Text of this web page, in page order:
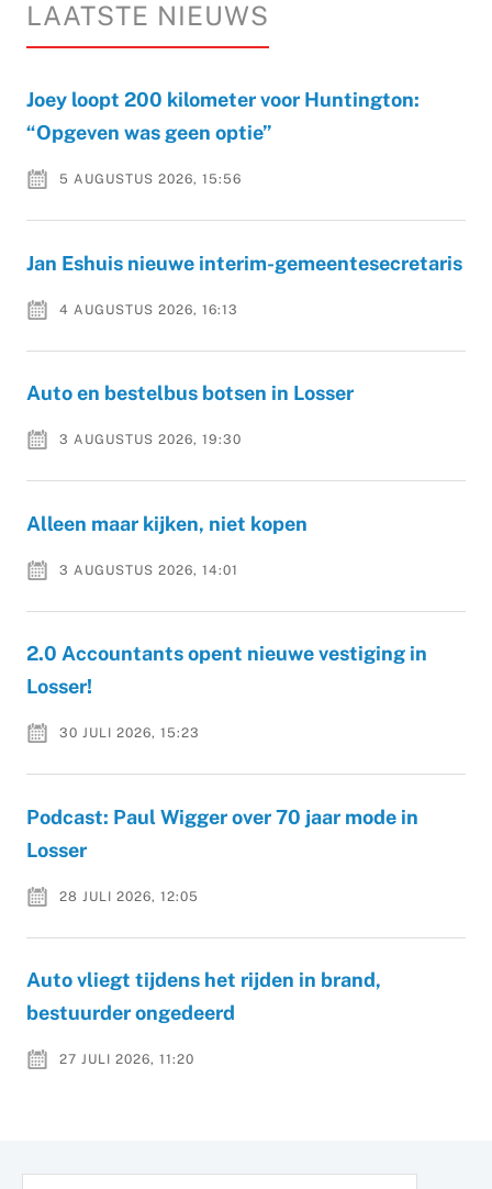
LAATSTE NIEUWS
Joey loopt 200 kilometer voor Huntington:
“Opgeven was geen optie”
5 AUGUSTUS 2026, 15:56
Jan Eshuis nieuwe interim-gemeentesecretaris
4 AUGUSTUS 2026, 16:13
Auto en bestelbus botsen in Losser
3 AUGUSTUS 2026, 19:30
Alleen maar kijken, niet kopen
3 AUGUSTUS 2026, 14:01
2.0 Accountants opent nieuwe vestiging in
Losser!
30 JULI 2026, 15:23
Podcast: Paul Wigger over 70 jaar mode in
Losser
28 JULI 2026, 12:05
Auto vliegt tijdens het rijden in brand,
bestuurder ongedeerd
27 JULI 2026, 11:20